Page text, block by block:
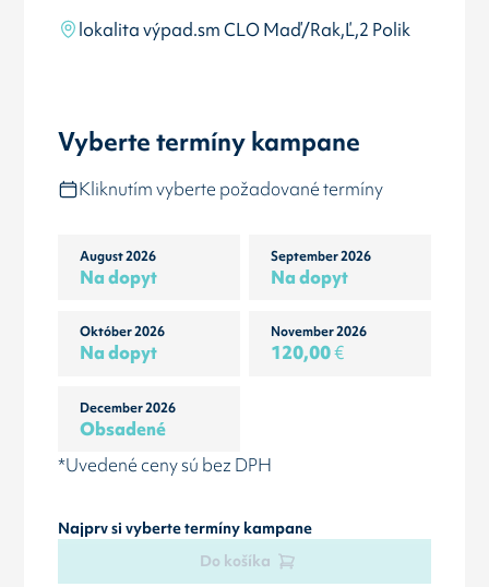
lokalita výpad.sm CLO Maď/Rak,Ľ,2 Polik
Vyberte termíny kampane
Kliknutím vyberte požadované termíny
August 2026
Na dopyt
September 2026
Na dopyt
Október 2026
Na dopyt
November 2026
120,00€
December 2026
Obsadené
*Uvedené ceny sú bez DPH
Najprv si vyberte termíny kampane
Do košíka